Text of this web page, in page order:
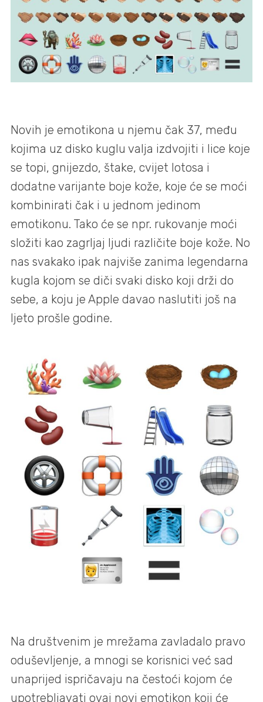
Novih je emotikona u njemu čak 37, među
kojima uz disko kuglu valja izdvojiti i lice koje
se topi, gnijezdo, štake, cvijet lotosa i
dodatne varijante boje kože, koje će se moći
kombinirati čak i u jednom jedinom
emotikonu. Tako će se npr. rukovanje moći
složiti kao zagrljaj ljudi različite boje kože. No
nas svakako ipak najviše zanima legendarna
kugla kojom se diči svaki disko koji drži do
sebe, a koju je Apple davao naslutiti još na
ljeto prošle godine.
Na društvenim je mrežama zavladalo pravo
oduševljenje, a mnogi se korisnici već sad
unaprijed ispričavaju na čestoći kojom će
upotrebljavati ovaj novi emotikon koji će